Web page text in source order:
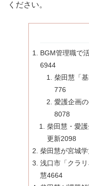
ください。
BGM管理職で
6944
柴田慧「
776
愛護企画
8078
柴田慧・愛
更新2098
柴田慧が宮城
浅口市「クラ
慧4664